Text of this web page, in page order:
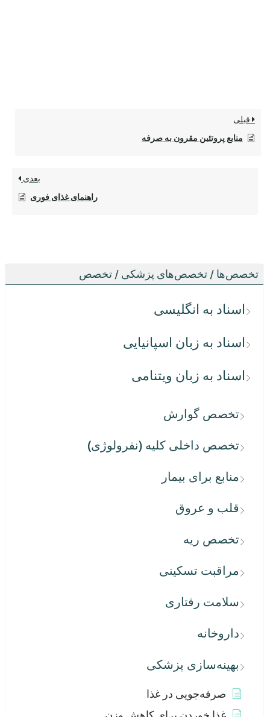
تخصص‌ها / تخصص‌های پزشکی / تخصص
اسناد به انگلیسی
اسناد به زبان اسپانیایی
اسناد به زبان ویتنامی
تخصص گوارش
تخصص داخلی کلیه (نفرولوژی)
منابع برای بیمار
قلب و عروق
تخصص ریه
مراقبت تسکینی
سلامت رفتاری
داروخانه
بهینه‌سازی پزشکی
صرفه‌جویی در غذا
قبلی
منابع پروتئین مقرون به صرفه
بعدی
راهنمای غذای فوری